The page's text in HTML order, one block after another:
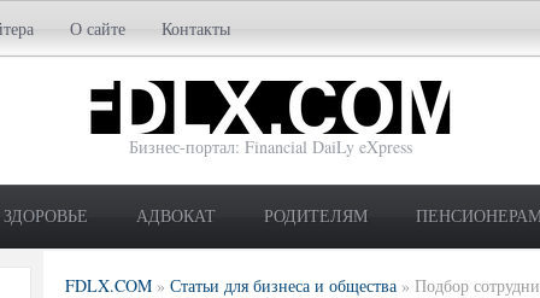
О сайте Контакты
Бизнес-портал: Financial DaiLy eXpress
ЗДОРОВЬЕ АДВОКАТ РОДИТЕЛЯМ
FDLX.COM » Статьи для бизнеса и общества » Подбор